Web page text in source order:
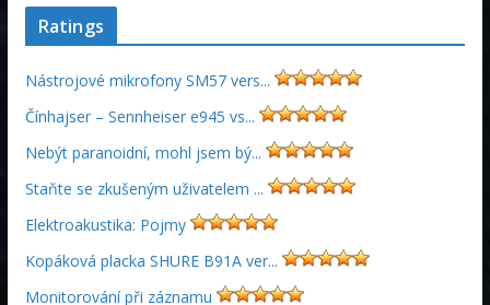
Ratings
Nástrojové mikrofony SM57 vers...
Čínhajser – Sennheiser e945 vs...
Nebýt paranoidní, mohl jsem bý...
Staňte se zkušeným uživatelem ...
Elektroakustika: Pojmy
Kopáková placka SHURE B91A ver...
Monitorování při záznamu